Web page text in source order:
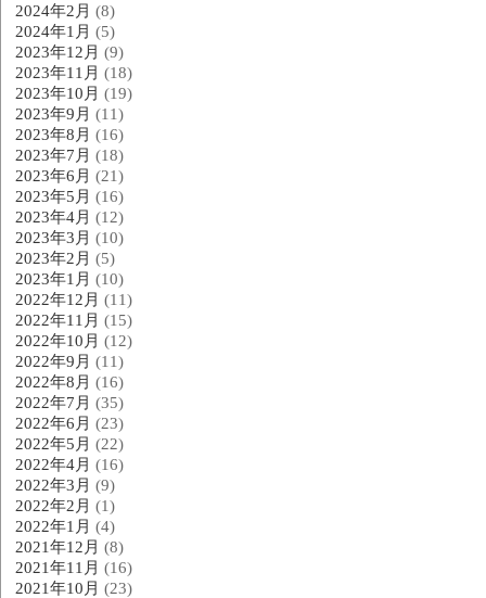
2024年2月 (8)
2024年1月 (5)
2023年12月 (9)
2023年11月 (18)
2023年10月 (19)
2023年9月 (11)
2023年8月 (16)
2023年7月 (18)
2023年6月 (21)
2023年5月 (16)
2023年4月 (12)
2023年3月 (10)
2023年2月 (5)
2023年1月 (10)
2022年12月 (11)
2022年11月 (15)
2022年10月 (12)
2022年9月 (11)
2022年8月 (16)
2022年7月 (35)
2022年6月 (23)
2022年5月 (22)
2022年4月 (16)
2022年3月 (9)
2022年2月 (1)
2022年1月 (4)
2021年12月 (8)
2021年11月 (16)
2021年10月 (23)